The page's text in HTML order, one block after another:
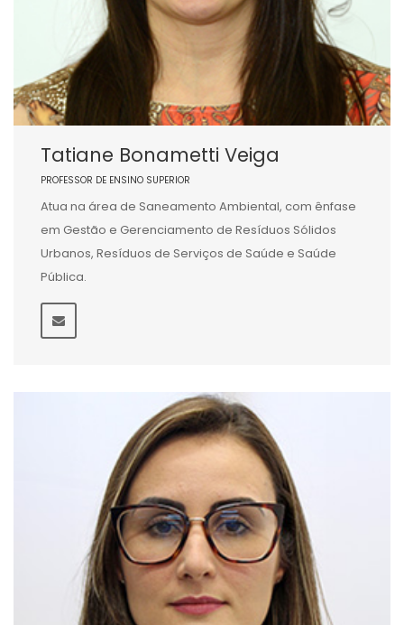
Tatiane Bonametti Veiga
PROFESSOR DE ENSINO SUPERIOR
Atua na área de Saneamento Ambiental, com ênfase
em Gestão e Gerenciamento de Resíduos Sólidos
Urbanos, Resíduos de Serviços de Saúde e Saúde
Pública.